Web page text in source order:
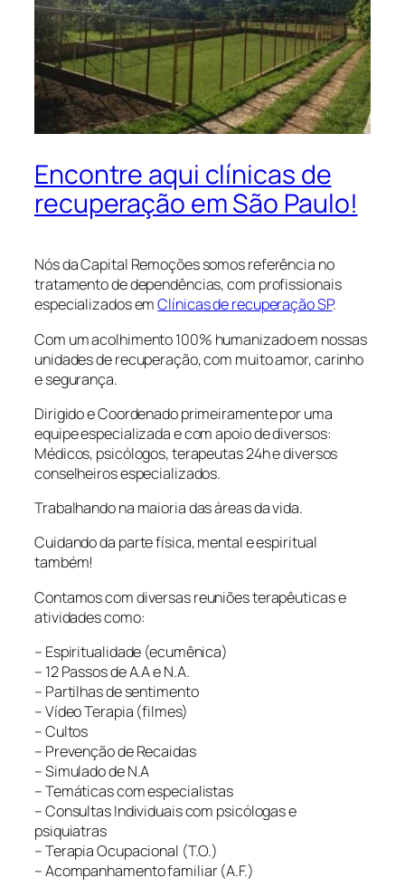
Encontre aqui clínicas de
recuperação em São Paulo!
Nós da Capital Remoções somos referência no
tratamento de dependências, com profissionais
especializados emClínicas de recuperação SP.
Com um acolhimento 100% humanizado em nossas
unidades de recuperação, com muito amor, carinho
e segurança.
Dirigido e Coordenado primeiramente por uma
equipe especializada e com apoio de diversos:
Médicos, psicólogos, terapeutas 24h e diversos
conselheiros especializados.
Trabalhando na maioria das áreas da vida.
Cuidando da parte física, mental e espiritual
também!
Contamos com diversas reuniões terapêuticas e
atividades como:
– Espiritualidade (ecumênica)
– 12 Passos de A.A e N.A.
– Partilhas de sentimento
– Vídeo Terapia (filmes)
– Cultos
– Prevenção de Recaidas
– Simulado de N.A
– Temáticas com especialistas
– Consultas Individuais com psicólogas e
psiquiatras
– Terapia Ocupacional (T.O.)
– Acompanhamento familiar (A.F.)